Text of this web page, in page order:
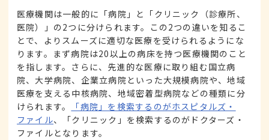
医療機関は一般的に「病院」と「クリニック（診療所、
医院）」の2つに分けられます。この2つの違いを知るこ
とで、よりスムーズに適切な医療を受けられるようにな
ります。まず病院は20以上の病床を持つ医療機関のこと
を指します。さらに、先進的な医療に取り組む国立病
院、大学病院、企業立病院といった大規模病院や、地域
医療を支える中核病院、地域密着型病院などの種類に分
けられます。
「病院」を検索するのがホスピタルズ・
ファイル、「クリニック」を検索するのがドクターズ・
ファイルとなります。